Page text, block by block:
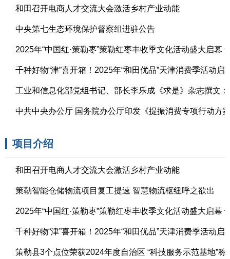
和田召开电商人才交流大会激活乡村产业动能
2026-07-16
中央第七生态环境保护督察组进驻公告
2026-05-11
2025-11-24
千种好物“津”喜开箱！2025年“和田优品”天津消费季活动启
2025-09-23
2025-07-10
中共中央办公厅 国务院办公厅印发《提振消费专项行动方
项目介绍
和田召开电商人才交流大会激活乡村产业动能
2026-07-16
策勒智能仓储物流项目复工提速 智慧物流枢纽呼之欲出
2026-03-04
2025-11-24
千种好物“津”喜开箱！2025年“和田优品”天津消费季活动启
2025-09-23
策勒县3个点位荣获2024年度自治区 “科技服务示范基地”称